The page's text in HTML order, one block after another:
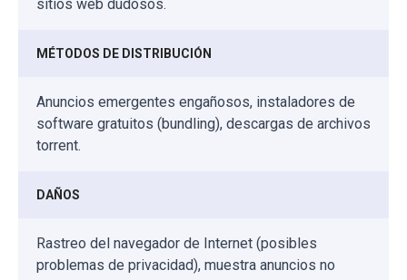
sitios web dudosos.
MÉTODOS DE DISTRIBUCIÓN
Anuncios emergentes engañosos, instaladores de
software gratuitos (bundling), descargas de archivos
torrent.
DAÑOS
Rastreo del navegador de Internet (posibles
problemas de privacidad), muestra anuncios no